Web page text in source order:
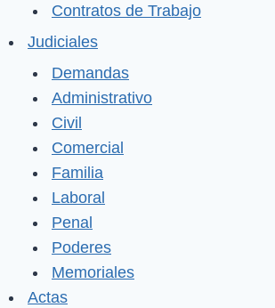
Contratos de Trabajo
Judiciales
Demandas
Administrativo
Civil
Comercial
Familia
Laboral
Penal
Poderes
Memoriales
Actas